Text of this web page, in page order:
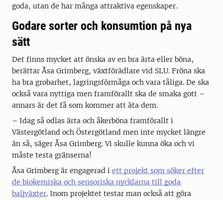
goda, utan de har många attraktiva egenskaper.
Godare sorter och konsumtion på nya
sätt
Det finns mycket att önska av en bra ärta eller böna,
berättar Åsa Grimberg, växtförädlare vid SLU. Fröna ska
ha bra grobarhet, lagringsförmåga och vara tåliga. De ska
också vara nyttiga men framförallt ska de smaka gott –
annars är det få som kommer att äta dem.
– Idag så odlas ärta och åkerböna framförallt i
Västergötland och Östergötland men inte mycket längre
än så, säger Åsa Grimberg. Vi skulle kunna öka och vi
måste testa gränserna!
Åsa Grimberg är engagerad i ett projekt som söker efter
de biokemiska och sensoriska nycklarna till goda
baljväxter. Inom projektet testar man också att göra